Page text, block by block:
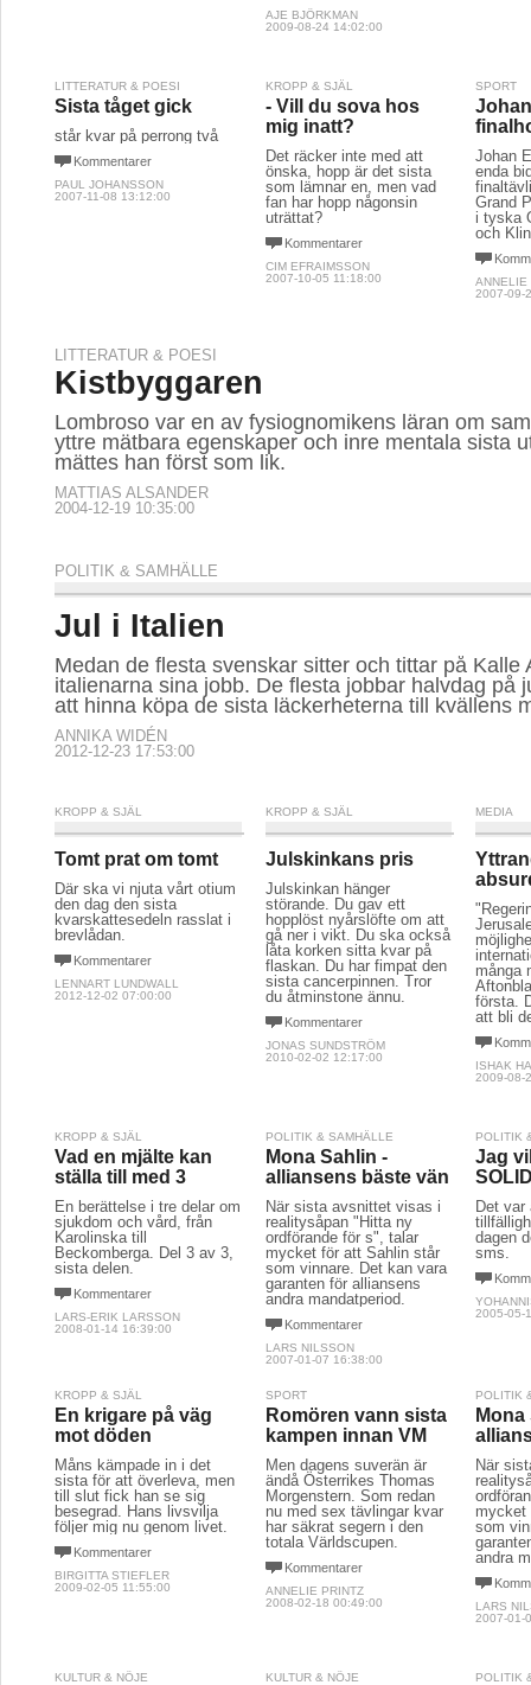
AJE BJÖRKMAN
2009-08-24 14:02:00
LITTERATUR & POESI
Sista tåget gick
står kvar på perrong två
Kommentarer
PAUL JOHANSSON
2007-11-08 13:12:00
KROPP & SJÄL
- Vill du sova hos
mig inatt?
Det räcker inte med att
önska, hopp är det sista
som lämnar en, men vad
fan har hopp någonsin
uträttat?
Kommentarer
CIM EFRAIMSSON
2007-10-05 11:18:00
SPORT
Johan
enda
Grand
i tyska
och
ANNELIE
2007-09-
LITTERATUR & POESI
Kistbyggaren
Lombroso var en av fysiognomikens läran om
yttre mätbara egenskaper och inre mentala sista
mättes han först som lik.
MATTIAS ALSANDER
2004-12-19 10:35:00
POLITIK & SAMHÄLLE
Jul i Italien
Medan de flesta svenskar sitter och tittar på Kalle
italienarna sina jobb. De flesta jobbar halvdag på
att hinna köpa de sista läckerheterna till kvällens
ANNIKA WIDÉN
2012-12-23 17:53:00
KROPP & SJÄL
Tomt prat om tomt
Där ska vi njuta vårt otium
den dag den sista
kvarskattesedeln rasslat i
brevlådan.
Kommentarer
LENNART LUNDWALL
2012-12-02 07:00:00
KROPP & SJÄL
Julskinkans pris
Julskinkan hänger
störande. Du gav ett
hopplöst nyårslöfte om att
gå ner i vikt. Du ska också
låta korken sitta kvar på
flaskan. Du har fimpat den
sista cancerpinnen. Tror
du åtminstone ännu.
Kommentarer
JONAS SUNDSTRÖM
2010-02-02 12:17:00
MEDIA
många
första.
att bli
ISHAK
2009-08-
KROPP & SJÄL
Vad en mjälte kan
ställa till med 3
En berättelse i tre delar om
sjukdom och vård, från
Karolinska till
Beckomberga. Del 3 av 3,
sista delen.
Kommentarer
LARS-ERIK LARSSON
2008-01-14 16:39:00
POLITIK & SAMHÄLLE
Mona Sahlin -
alliansens bäste vän
När sista avsnittet visas i
realitysåpan "Hitta ny
ordförande för s", talar
mycket för att Sahlin står
som vinnare. Det kan vara
garanten för alliansens
andra mandatperiod.
Kommentarer
LARS NILSSON
2007-01-07 16:38:00
POLITIK
Jag
Det var
dagen
sms.
2005-05-
KROPP & SJÄL
En krigare på väg
mot döden
Måns kämpade in i det
sista för att överleva, men
till slut fick han se sig
besegrad. Hans livsvilja
följer mig nu genom livet.
Kommentarer
BIRGITTA STIEFLER
2009-02-05 11:55:00
SPORT
Romören vann sista
kampen innan VM
Men dagens suverän är
ändå Österrikes Thomas
Morgenstern. Som redan
nu med sex tävlingar kvar
har säkrat segern i den
totala Världscupen.
Kommentarer
ANNELIE PRINTZ
2008-02-18 00:49:00
POLITIK
Mona
När
mycket
som
andra
LARS
2007-01-
KULTUR & NÖJE KULTUR & NÖJE POLITIK